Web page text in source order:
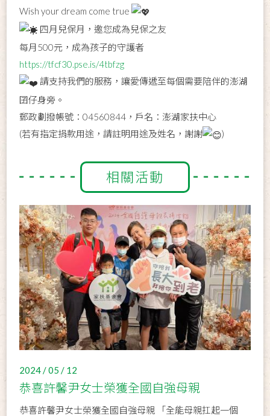
Wish your dream come true
四月兒保月，邀您成為兒保之友
每月500元，成為孩子的守護者
https://tfcf30.pse.is/4tbfzg
請支持我們的服務，讓愛傳遞至每個需要陪伴的澎湖
囝仔身旁。
郵政劃撥帳號：04560844，戶名：澎湖家扶中心
(若有指定捐款用途，請註明用途及姓名，謝謝
)
相關活動
2024 / 05 / 12
恭喜許馨尹女士榮獲全國自強母親
恭喜許馨尹女士榮獲全國自強母親 「全能母親扛起一個